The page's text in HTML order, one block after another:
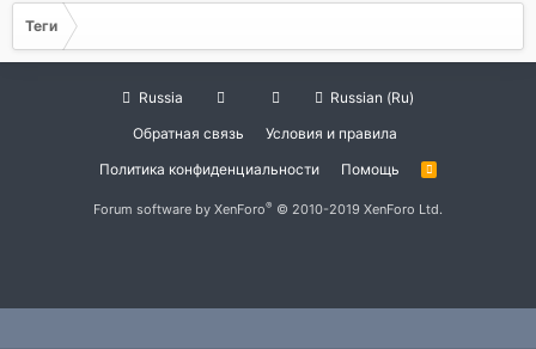
Теги
Russia
Russian (Ru)
Обратная связь
Условия и правила
Политика конфиденциальности
Помощь
R
Forum software by XenForo® © 2010-2019 XenForo Ltd.